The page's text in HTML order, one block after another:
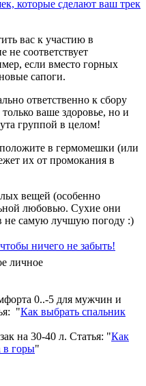
которые сделают ваш трек
вас к участию в
не соответствует
если вместо горных
сапоги.
ответственно к сбору
ваше здоровье, но и
группой в целом!
в гермомешки (или
их от промокания в
вещей (особенно
любовью. Сухие они
не самую лучшую погоду :)
ничего не забыть!
личное
0..-5 для мужчин и
"Как выбрать спальник
на 30-40 л. Статья: "Как
в горы"